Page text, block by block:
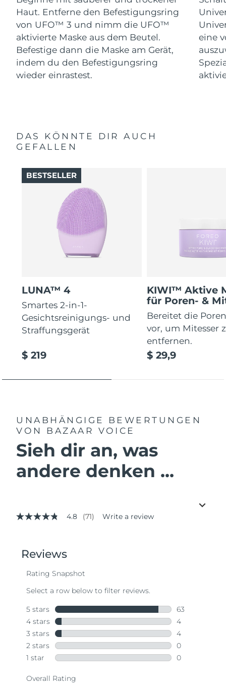
Haut. Entferne den Befestigungsring
von UFO™ 3 und nimm die UFO™
aktivierte Maske aus dem Beutel.
Befestige dann die Maske am Gerät,
indem du den Befestigungsring
wieder einrastest.
eine
DAS KÖNNTE DIR AUCH
GEFALLEN
LUNA™ 4
Smartes 2-in-1-
Gesichtsreinigungs- und
Straffungsgerät
$ 219
BESTSELLER
KIWI™ Aktive
für Poren- &
Bereitet die
vor, um Mitesser
entfernen.
$ 29,9
UNABHÄNGIGE BEWERTUNGEN
VON BAZAAR VOICE
Sieh dir an, was
andere denken ...
4.8
stars,
average
value.
Same
page
link.
4.8 (71) Write a review